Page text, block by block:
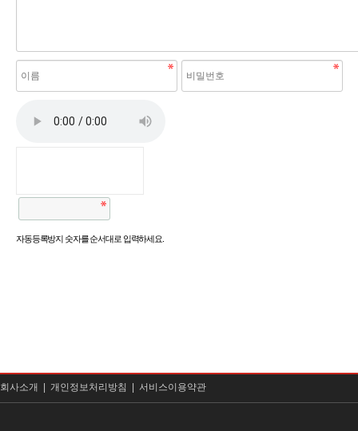
자동등록방지 숫자를 순서대로 입력하세요.
회사소개 | 개인정보처리방침 | 서비스이용약관